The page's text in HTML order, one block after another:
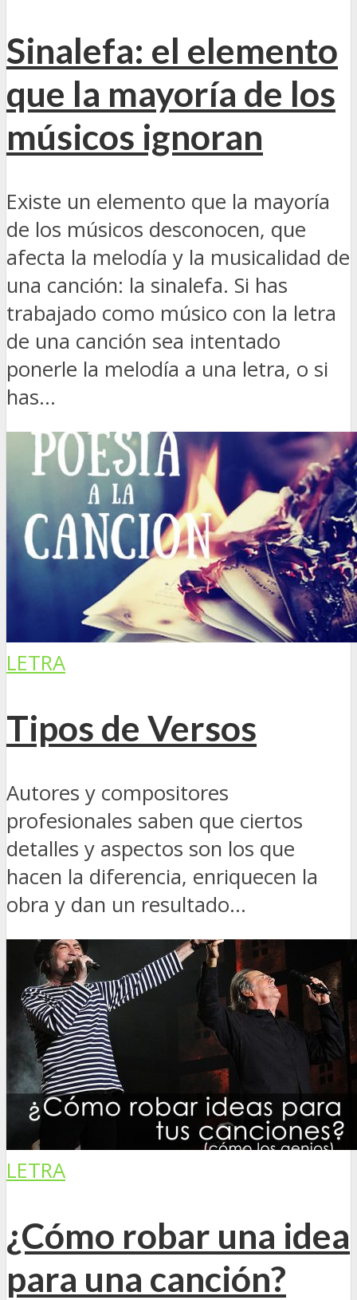
Sinalefa: el elemento
que la mayoría de los
músicos ignoran
Existe un elemento que la mayoría
de los músicos desconocen, que
afecta la melodía y la musicalidad de
una canción: la sinalefa. Si has
trabajado como músico con la letra
de una canción sea intentado
ponerle la melodía a una letra, o si
has...
LETRA
Tipos de Versos
Autores y compositores
profesionales saben que ciertos
detalles y aspectos son los que
hacen la diferencia, enriquecen la
obra y dan un resultado...
LETRA
¿Cómo robar una idea
para una canción?